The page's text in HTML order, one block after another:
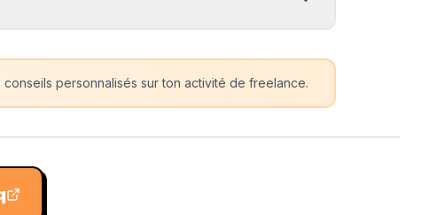
personnalisés sur ton activité de freelance.